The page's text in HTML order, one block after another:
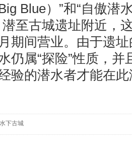
Blue）”和“自傲潜
至古城遗址附近，
期间营业。由于遗
仍属“探险”性质，并
验的潜水者才能在
下古城